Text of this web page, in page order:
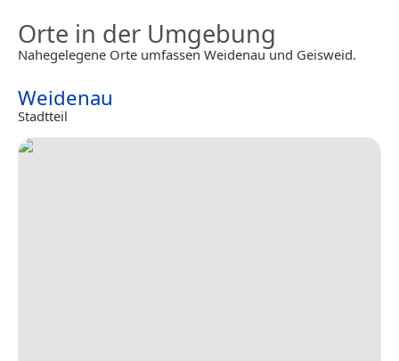
Orte in der Umgebung
Nahegelegene Orte umfassen Weidenau und Geisweid.
Weidenau
Stadtteil